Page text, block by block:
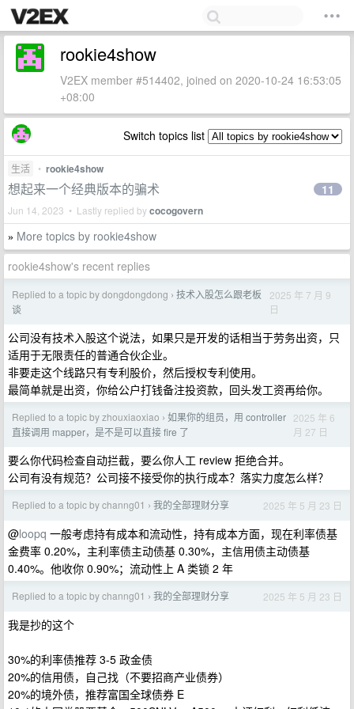
rookie4show
V2EX member #514402, joined on 2020-10-24 16:53:05
+08:00
Switch topics list
生活 • rookie4show
想起来一个经典版本的骗术
Jun 14, 2023 • Lastly replied bycocogovern
11
» More topics by rookie4show
rookie4show's recent replies
Replied to a topic by dongdongdong › 技术入股怎么跟老板
谈
2025 年 7 月 9
日
公司没有技术入股这个说法，如果只是开发的话相当于劳务出资，只
适用于无限责任的普通合伙企业。
非要走这个线路只有专利股价，然后授权专利使用。
最简单就是出资，你给公户打钱备注投资款，回头发工资再给你。
Replied to a topic by zhouxiaoxiao › 如果你的组员，用 controller
直接调用 mapper，是不是可以直接 fire 了
2025 年 6
月 27 日
要么你代码检查自动拦截，要么你人工 review 拒绝合并。
公司有没有规范？公司接不接受你的执行成本？落实力度怎么样？
Replied to a topic by channg01 › 我的全部理财分享 2025 年 5 月 23 日
@loopq 一般考虑持有成本和流动性，持有成本方面，现在利率债基
金费率 0.20%，主利率债主动债基 0.30%，主信用债主动债基
0.40%。他收你 0.90%；流动性上 A 类锁 2 年
Replied to a topic by channg01 › 我的全部理财分享 2025 年 5 月 23 日
我是抄的这个
30%的利率债推荐 3-5 政金债
20%的信用债，自己找（不要招商产业债券）
20%的境外债，推荐富国全球债券 E